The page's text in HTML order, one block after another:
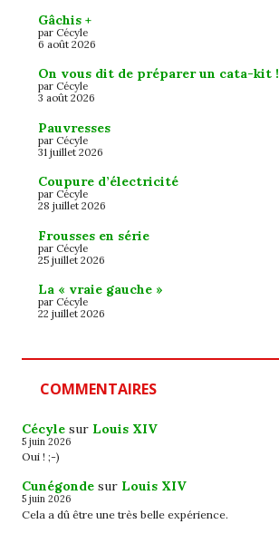
Gâchis +
par Cécyle
6 août 2026
On vous dit de préparer un cata-kit !
par Cécyle
3 août 2026
Pauvresses
par Cécyle
31 juillet 2026
Coupure d’électricité
par Cécyle
28 juillet 2026
Frousses en série
par Cécyle
25 juillet 2026
La « vraie gauche »
par Cécyle
22 juillet 2026
COMMENTAIRES
Cécyle sur Louis XIV
5 juin 2026
Oui ! ;-)
Cunégonde sur Louis XIV
5 juin 2026
Cela a dû être une très belle expérience.